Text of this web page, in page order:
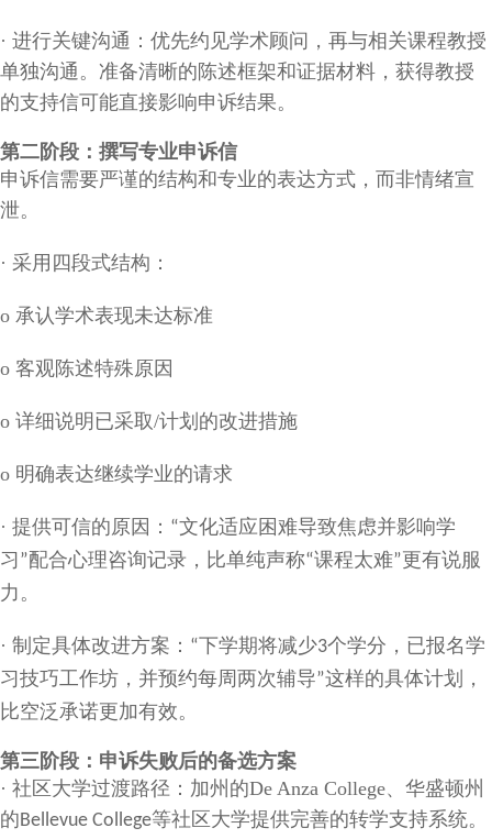
· 进行关键沟通：优先约见学术顾问，再与相关课程教授
单独沟通。准备清晰的陈述框架和证据材料，获得教授
的支持信可能直接影响申诉结果。
第二阶段：撰写专业申诉信
申诉信需要严谨的结构和专业的表达方式，而非情绪宣
泄。
· 采用四段式结构：
o 承认学术表现未达标准
o 客观陈述特殊原因
o 详细说明已采取/计划的改进措施
o 明确表达继续学业的请求
· 提供可信的原因： “文化适应困难导致焦虑并影响学
习”配合心理咨询记录，比单纯声称“课程太难”更有说服
力。
· 制定具体改进方案： “下学期将减少3个学分，已报名学
习技巧工作坊，并预约每周两次辅导”这样的具体计划，
比空泛承诺更加有效。
第三阶段：申诉失败后的备选方案
· 社区大学过渡路径：加州的De Anza College、华盛顿州
的Bellevue College等社区大学提供完善的转学支持系统。